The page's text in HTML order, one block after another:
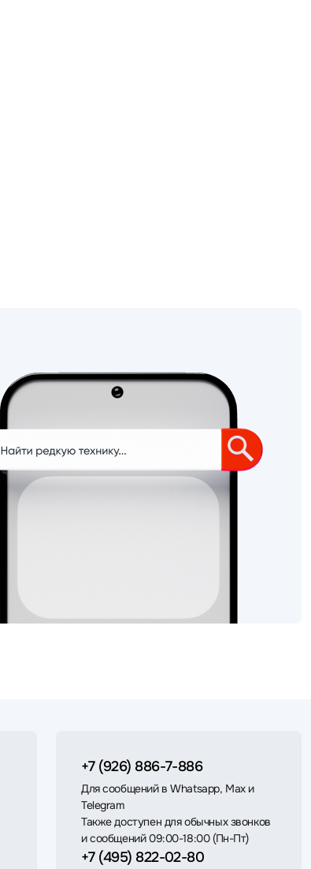
+7 (926) 886-7-886
Для сообщений в Whatsapp, Max и
Telegram
Также доступен для обычных звонков
и сообщений 09:00-18:00 (Пн-Пт)
+7 (495) 822-02-80